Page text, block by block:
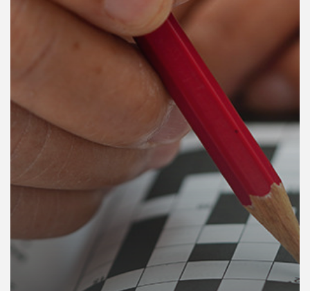
ข่าว
กิจกรรม
เกี่ยว